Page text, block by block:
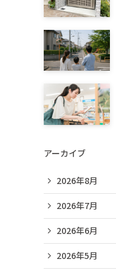
アーカイブ
2026年8月
2026年7月
2026年6月
2026年5月